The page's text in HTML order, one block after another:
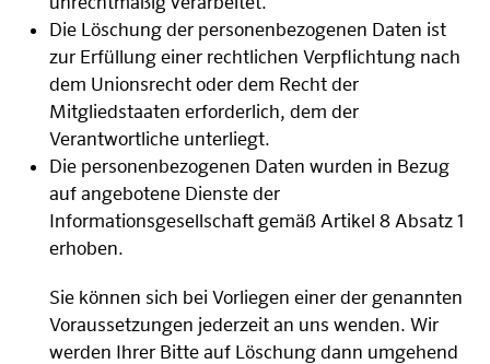
Die Löschung der personenbezogenen Daten ist
zur Erfüllung einer rechtlichen Verpflichtung nach
dem Unionsrecht oder dem Recht der
Mitgliedstaaten erforderlich, dem der
Verantwortliche unterliegt.
Die personenbezogenen Daten wurden in Bezug
auf angebotene Dienste der
Informationsgesellschaft gemäß Artikel 8 Absatz 1
erhoben.
Sie können sich bei Vorliegen einer der genannten
Voraussetzungen jederzeit an uns wenden. Wir
werden Ihrer Bitte auf Löschung dann umgehend